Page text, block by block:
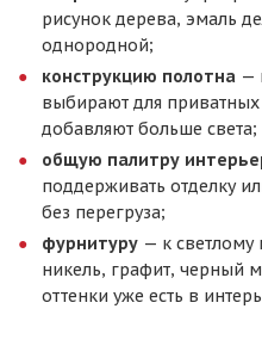
рисунок дерева, эмаль
однородной;
конструкцию полотна —
выбирают для
добавляют больше света;
общую палитру
поддерживать отделку
без перегруза;
фурнитуру — к светлому
никель, графит, черный
оттенки уже есть в